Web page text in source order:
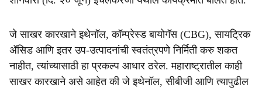
जे साखर कारखाने इथेनॉल, कॉम्प्रेस्ड बायोगॅस (CBG), सायट्रिक
ॲसिड आणि इतर उप-उत्पादनांची स्वतंत्रपणे निर्मिती करु शकत
नाहीत, त्यांच्यासाठी हा प्रकल्प आधार ठरेल. महाराष्ट्रातील काही
साखर कारखाने असे आहेत की जे इथेनॉल, सीबीजी आणि त्यापुढील